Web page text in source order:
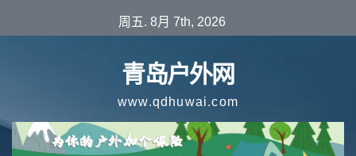
至
周五. 8月 7th, 2026
青岛户外网
www.qdhuwai.com